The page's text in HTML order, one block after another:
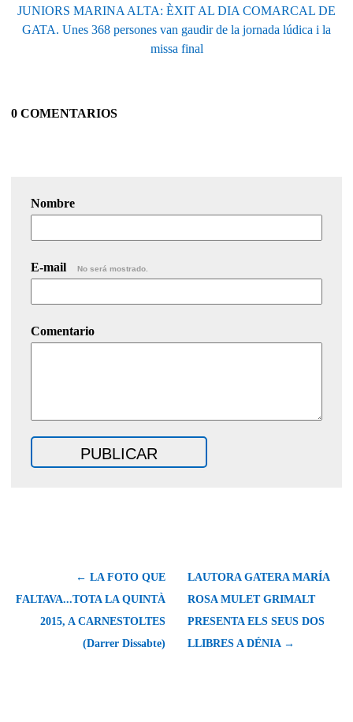
JUNIORS MARINA ALTA: ÈXIT AL DIA COMARCAL DE
GATA. Unes 368 persones van gaudir de la jornada lúdica i la
missa final
0 COMENTARIOS
Nombre
E-mail No será mostrado.
Comentario
← LA FOTO QUE
FALTAVA...TOTA LA QUINTÀ
2015, A CARNESTOLTES
(Darrer Dissabte)
LAUTORA GATERA MARÍA
ROSA MULET GRIMALT
PRESENTA ELS SEUS DOS
LLIBRES A DÉNIA →